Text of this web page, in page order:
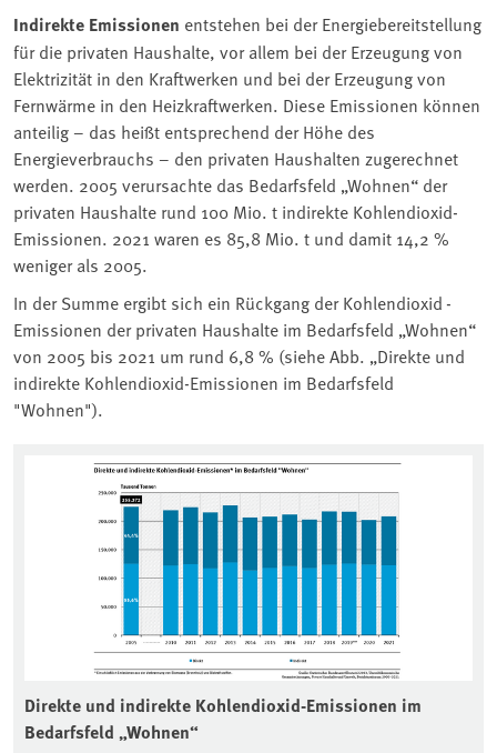
Indirekte Emissionen entstehen bei der Energiebereitstellung
für die privaten Haushalte, vor allem bei der Erzeugung von
Elektrizität in den Kraftwerken und bei der Erzeugung von
Fernwärme in den Heizkraftwerken. Diese Emissionen können
anteilig – das heißt entsprechend der Höhe des
Energieverbrauchs – den privaten Haushalten zugerechnet
werden. 2005 verursachte das Bedarfsfeld „Wohnen“ der
privaten Haushalte rund 100 Mio. t indirekte Kohlendioxid-
Emissionen. 2021 waren es 85,8 Mio. t und damit 14,2 %
weniger als 2005.
In der Summe ergibt sich ein Rückgang der Kohlendioxid -
Emissionen der privaten Haushalte im Bedarfsfeld „Wohnen“
von 2005 bis 2021 um rund 6,8 % (siehe Abb. „Direkte und
indirekte Kohlendioxid-Emissionen im Bedarfsfeld
"Wohnen").
Direkte und indirekte Kohlendioxid-Emissionen im
Bedarfsfeld „Wohnen“